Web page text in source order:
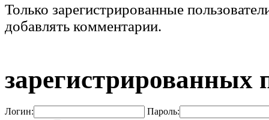
Только зарегистрированные
добавлять комментарии.
зарегистрированных
Логин:
Пароль: